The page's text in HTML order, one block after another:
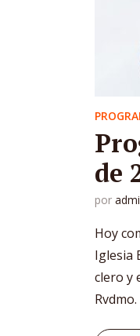
de
por
Hoy
Iglesia
clero y